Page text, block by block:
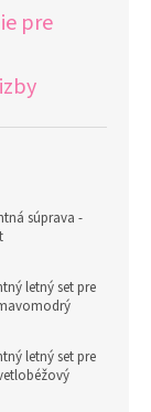
pre
súprava -
letný set pre
letný set pre